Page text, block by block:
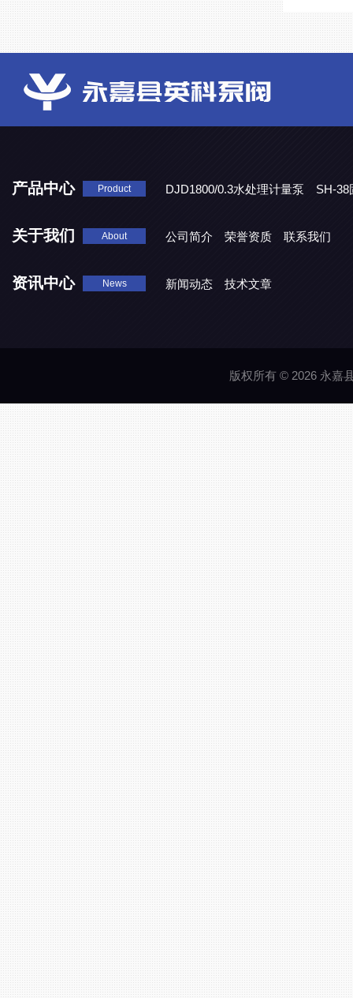
产品中心 Product DJD1800/0.3水处理计量泵
SH-38
关于我们 About 公司简介 荣誉资质 联系我们
资讯中心 News 新闻动态 技术文章
版权所有 © 2026 永嘉